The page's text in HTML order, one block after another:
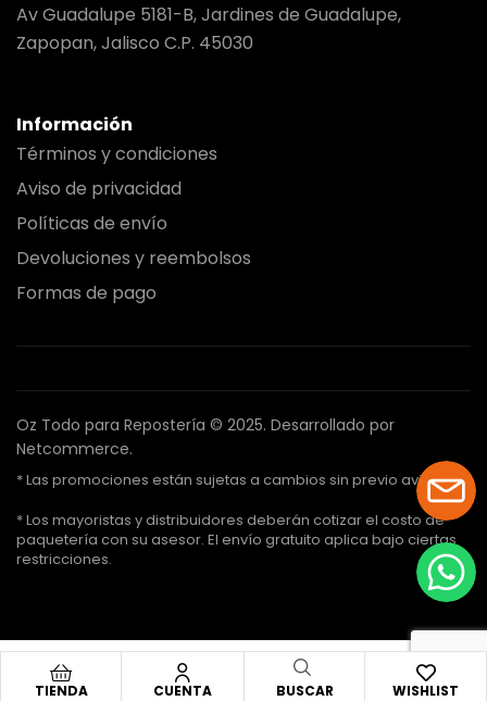
TIENDA CUENTA BUSCAR WISHLIST
Av Guadalupe 5181-B, Jardines de Guadalupe,
Zapopan, Jalisco C.P. 45030
Información
Términos y condiciones
Aviso de privacidad
Políticas de envío
Devoluciones y reembolsos
Formas de pago
Oz Todo para Repostería © 2025. Desarrollado por
Netcommerce.
* Las promociones están sujetas a cambios sin previo aviso.
* Los mayoristas y distribuidores deberán cotizar el costo de
paquetería con su asesor. El envío gratuito aplica bajo ciertas
restricciones.